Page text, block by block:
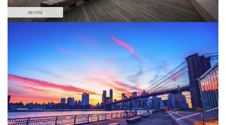
선택 해주세요
Free Cities Skyline LUT #4
Premium Canon LUTs
Must-Have Collection (160 LUTs)
Entire Collection (260 LUTs)
무료 다운로드